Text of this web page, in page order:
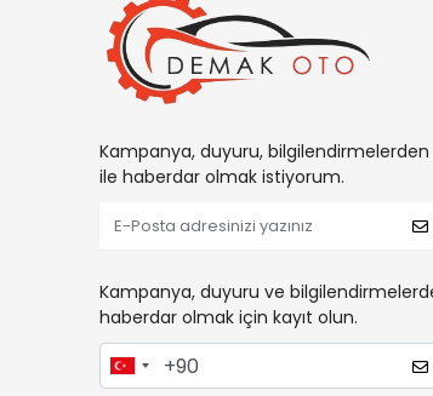
Kampanya, duyuru,
ile haberdar olmak istiyorum.
Kampanya, duyuru ve
haberdar olmak için kayıt olun.